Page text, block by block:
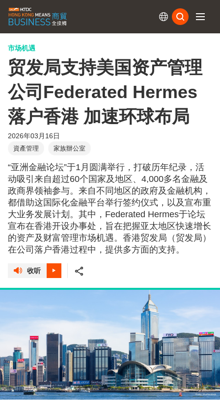
市场机遇
贸发局支持美国资产管理
公司Federated Hermes
落户香港 加速环球布局
2026年03月16日
資產管理 家族辦公室
“亚洲金融论坛”于1月圆满举行，打破历年纪录，活
动吸引来自超过60个国家及地区、4,000多名金融及
政商界领袖参与。来自不同地区的政府及金融机构，
都借助这国际化金融平台举行签约仪式，以及宣布重
大业务发展计划。其中，Federated Hermes于论坛
宣布在香港开设办事处，旨在把握亚太地区快速增长
的资产及财富管理市场机遇。香港贸发局（贸发局）
在公司落户香港过程中，提供多方面的支持。
收听